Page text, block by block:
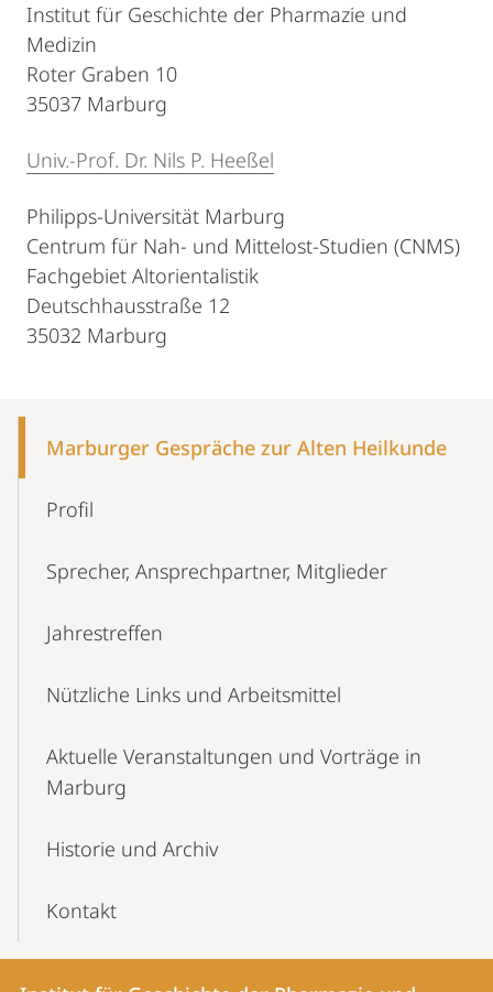
Institut für Geschichte der Pharmazie und
Medizin
Roter Graben 10
35037 Marburg
Univ.-Prof. Dr. Nils P. Heeßel
Philipps-Universität Marburg
Centrum für Nah- und Mittelost-Studien (CNMS)
Fachgebiet Altorientalistik
Deutschhausstraße 12
35032 Marburg
NavigationMarburger Gespräche zur Alten Heilkunde
Profil
Sprecher, Ansprechpartner, Mitglieder
Jahrestreffen
Nützliche Links und Arbeitsmittel
Aktuelle Veranstaltungen und Vorträge in
Marburg
Historie und Archiv
Kontakt
Kontakt
Kontaktinformationen